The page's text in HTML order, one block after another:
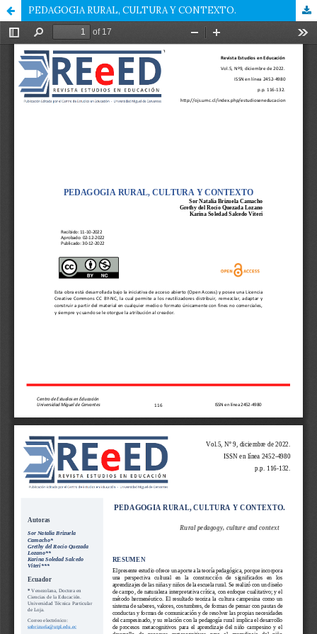
PEDAGOGIA RURAL, CULTURA Y CONTEXTO.